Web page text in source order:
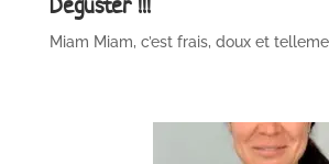
Miam Miam, c’est frais, doux et